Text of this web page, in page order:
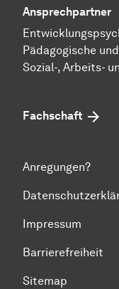
Ansprechpartner
Pä­da­go­gi­sche
​​​​​​​Sozial-, Ar­beits-
Fachschaft
Anregungen?
Impressum
Barrierefreiheit
Sitemap